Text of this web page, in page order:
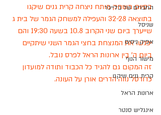
החברים של בלייכר
שניסל
אפיק ניסים
מישור הנוף
קרית גנים שיקגו
ארונות הראל
אינגליש סנטר
בסיום משחק מותח ניצחה קרית גנים שיקגו
בתוצאה 32-28 והעפילה למשחק הגמר של בית ג
שייערך ביום שני הקרוב 10.8 בשעה 19:30 והם
יפגשו את המנצחת בחצי הגמר השני שיתקיים
ביום ה' בין ארונות הראל לפרס נובל.
זה המקום גם להגיד כל הכבוד ותודה למועדון
כדורסל נווה הדרים אורן על העונה.